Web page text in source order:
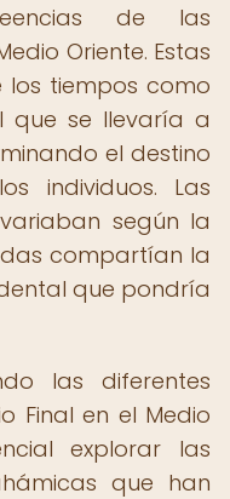
de las
Oriente. Estas
tiempos como
que se llevaría a
el destino
individuos. Las
variaban según la
compartían la
que pondría
las diferentes
Final en el Medio
explorar las
que han